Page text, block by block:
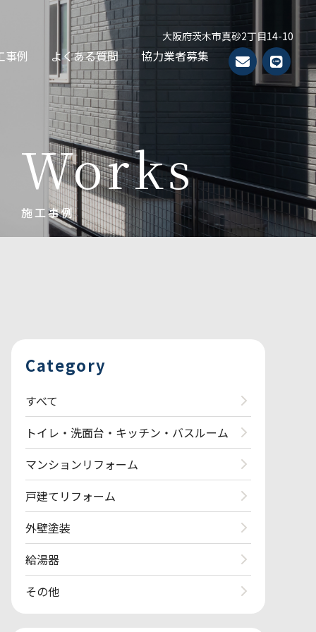
大阪府茨木市真砂2丁目14-10
事例 よくある質問 協力業者募集
Works
施工事例
Category
すべて
トイレ・洗面台・キッチン・バスルーム
マンションリフォーム
戸建てリフォーム
外壁塗装
給湯器
その他